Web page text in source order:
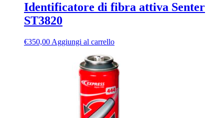
Identificatore di fibra attiva Senter
ST3820
€350,00 Aggiungi al carrello